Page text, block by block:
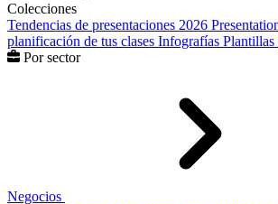
Colecciones
Tendencias de presentaciones 2026
planificación de tus clases Infografías Plantillas
Por sector
Negocios